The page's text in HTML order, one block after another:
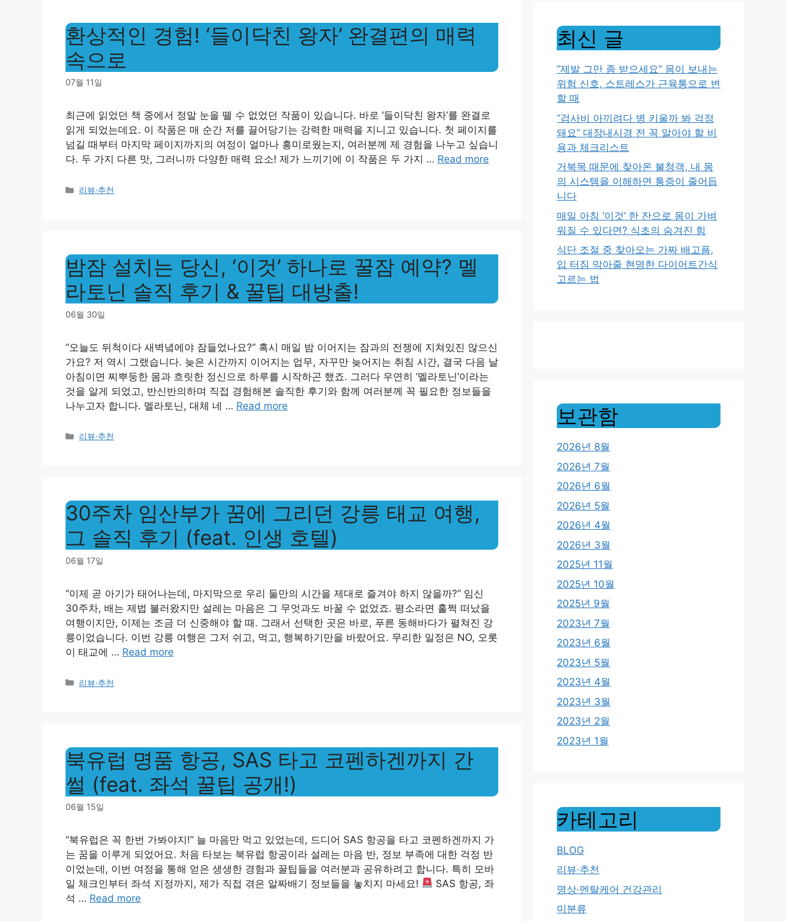
환상적인 경험! ‘들이닥친 왕자’ 완결편의 매력
속으로
07월 11일
최근에 읽었던 책 중에서 정말 눈을 뗄 수 없었던 작품이 있습니다. 바로 ‘들이닥친 왕자’를 완결로
읽게 되었는데요. 이 작품은 매 순간 저를 끌어당기는 강력한 매력을 지니고 있습니다. 첫 페이지를
넘길 때부터 마지막 페이지까지의 여정이 얼마나 흥미로웠는지, 여러분께 제 경험을 나누고 싶습니
다. 두 가지 다른 맛, 그러니까 다양한 매력 요소! 제가 느끼기에 이 작품은 두 가지 … Read more
Categories
리뷰·추천
밤잠 설치는 당신, ‘이것’ 하나로 꿀잠 예약? 멜
라토닌 솔직 후기 & 꿀팁 대방출!
06월 30일
“오늘도 뒤척이다 새벽녘에야 잠들었나요?” 혹시 매일 밤 이어지는 잠과의 전쟁에 지쳐있진 않으신
가요? 저 역시 그랬습니다. 늦은 시간까지 이어지는 업무, 자꾸만 늦어지는 취침 시간, 결국 다음 날
아침이면 찌뿌둥한 몸과 흐릿한 정신으로 하루를 시작하곤 했죠. 그러다 우연히 ‘멜라토닌’이라는
것을 알게 되었고, 반신반의하며 직접 경험해본 솔직한 후기와 함께 여러분께 꼭 필요한 정보들을
나누고자 합니다. 멜라토닌, 대체 네 … Read more
Categories
리뷰·추천
30주차 임산부가 꿈에 그리던 강릉 태교 여행,
그 솔직 후기 (feat. 인생 호텔)
06월 17일
“이제 곧 아기가 태어나는데, 마지막으로 우리 둘만의 시간을 제대로 즐겨야 하지 않을까?” 임신
30주차, 배는 제법 불러왔지만 설레는 마음은 그 무엇과도 바꿀 수 없었죠. 평소라면 훌쩍 떠났을
여행이지만, 이제는 조금 더 신중해야 할 때. 그래서 선택한 곳은 바로, 푸른 동해바다가 펼쳐진 강
릉이었습니다. 이번 강릉 여행은 그저 쉬고, 먹고, 행복하기만을 바랐어요. 무리한 일정은 NO, 오롯
이 태교에 … Read more
Categories
리뷰·추천
북유럽 명품 항공, SAS 타고 코펜하겐까지 간
썰 (feat. 좌석 꿀팁 공개!)
06월 15일
“북유럽은 꼭 한번 가봐야지!” 늘 마음만 먹고 있었는데, 드디어 SAS 항공을 타고 코펜하겐까지 가
는 꿈을 이루게 되었어요. 처음 타보는 북유럽 항공이라 설레는 마음 반, 정보 부족에 대한 걱정 반
이었는데, 이번 여정을 통해 얻은 생생한 경험과 꿀팁들을 여러분과 공유하려고 합니다. 특히 모바
일 체크인부터 좌석 지정까지, 제가 직접 겪은 알짜배기 정보들을 놓치지 마세요!
SAS 항공, 좌
석 … Read more
최신 글
“제발 그만 좀 받으세요” 몸이 보내는
위험 신호, 스트레스가 근육통으로 변
할 때
“검사비 아끼려다 병 키울까 봐 걱정
돼요” 대장내시경 전 꼭 알아야 할 비
용과 체크리스트
거북목 때문에 찾아온 불청객, 내 몸
의 시스템을 이해하면 통증이 줄어듭
니다
매일 아침 ‘이것’ 한 잔으로 몸이 가벼
워질 수 있다면? 식초의 숨겨진 힘
식단 조절 중 찾아오는 가짜 배고픔,
입 터짐 막아줄 현명한 다이어트간식
고르는 법
보관함
2026년 8월
2026년 7월
2026년 6월
2026년 5월
2026년 4월
2026년 3월
2025년 11월
2025년 10월
2025년 9월
2023년 7월
2023년 6월
2023년 5월
2023년 4월
2023년 3월
2023년 2월
2023년 1월
카테고리
BLOG
리뷰·추천
명상·멘탈케어 건강관리
미분류